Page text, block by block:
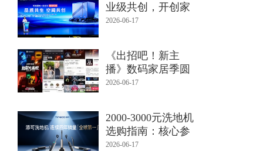
业级共创，开创家
庭用水“4合1集
2026-06-17
《出招吧！新主
播》数码家居季圆
满收官，“别墅大
2026-06-17
2000-3000元洗地机
选购指南：核心参
数、核心功能、避
2026-06-17